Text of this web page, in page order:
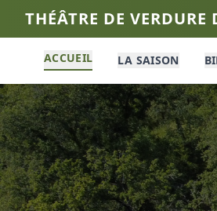
THÉÂTRE DE
ACCUEIL LA SAISON